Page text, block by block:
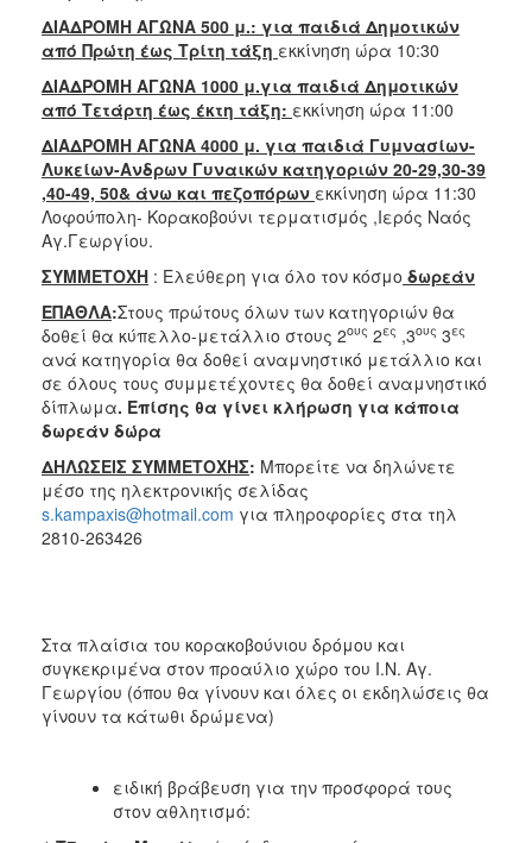
ΔΙΑΔΡΟΜΗ ΑΓΩΝΑ 500 μ.: για παιδιά Δημοτικών
από Πρώτη έως Τρίτη τάξη εκκίνηση ώρα 10:30
ΔΙΑΔΡΟΜΗ ΑΓΩΝΑ 1000 μ.για παιδιά Δημοτικών
από Τετάρτη έως έκτη τάξη: εκκίνηση ώρα 11:00
ΔΙΑΔΡΟΜΗ ΑΓΩΝΑ 4000 μ. για παιδιά Γυμνασίων-
Λυκείων-Ανδρων Γυναικών κατηγοριών 20-29,30-39
,40-49, 50& άνω και πεζοπόρων εκκίνηση ώρα 11:30
Λοφούπολη- Κορακοβούνι τερματισμός ,Ιερός Ναός
Αγ.Γεωργίου.
ΣΥΜΜΕΤΟΧΗ : Ελεύθερη για όλο τον κόσμο δωρεάν
ΕΠΑΘΛΑ:Στους πρώτους όλων των κατηγοριών θα
δοθεί θα κύπελλο-μετάλλιο στους 2ους 2ες ,3ους 3ες
ανά κατηγορία θα δοθεί αναμνηστικό μετάλλιο και
σε όλους τους συμμετέχοντες θα δοθεί αναμνηστικό
δίπλωμα. Επίσης θα γίνει κλήρωση για κάποια
δωρεάν δώρα
ΔΗΛΩΣΕΙΣ ΣΥΜΜΕΤΟΧΗΣ: Μπορείτε να δηλώνετε
μέσο της ηλεκτρονικής σελίδας
s.kampaxis@hotmail.com για πληροφορίες στα τηλ
2810-263426
Στα πλαίσια του κορακοβούνιου δρόμου και
συγκεκριμένα στον προαύλιο χώρο του Ι.Ν. Αγ.
Γεωργίου (όπου θα γίνουν και όλες οι εκδηλώσεις θα
γίνουν τα κάτωθι δρώμενα)
ειδική βράβευση για την προσφορά τους
στον αθλητισμό: